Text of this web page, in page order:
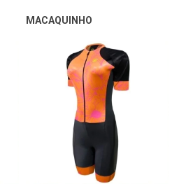
MACAQUINHO